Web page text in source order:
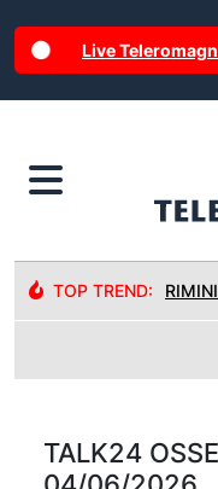
Live
TOP TREND:
TALK24